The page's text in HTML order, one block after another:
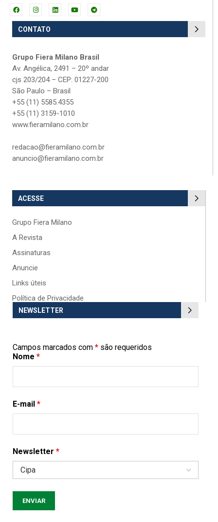
CONTATO
Grupo Fiera Milano Brasil
Av. Angélica, 2491 – 20º andar
cjs 203/204 – CEP: 01227-200
São Paulo – Brasil
+55 (11) 5585.4355
+55 (11) 3159-1010
www.fieramilano.com.br
redacao@fieramilano.com.br
anuncio@fieramilano.com.br
ACESSE
Grupo Fiera Milano
A Revista
Assinaturas
Anuncie
Links úteis
Política de Privacidade
NEWSLETTER
Campos marcados com * são requeridos
Nome *
E-mail *
Newsletter *